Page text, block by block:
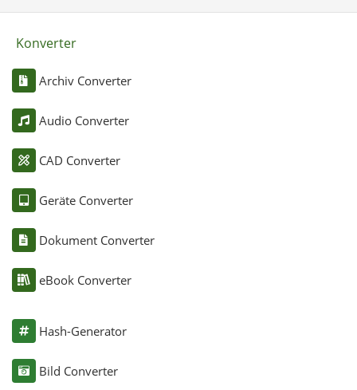
Konverter
Archiv Converter
Audio Converter
CAD Converter
Geräte Converter
Dokument Converter
eBook Converter
Hash-Generator
Bild Converter